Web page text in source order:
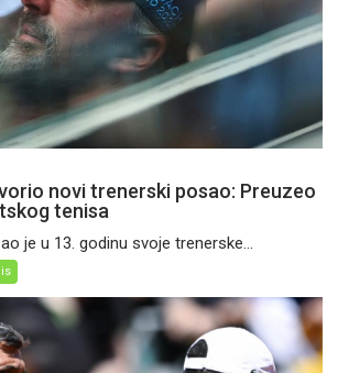
novi trenerski posao: Preuzeo
tenisa
je u 13. godinu svoje trenerske...